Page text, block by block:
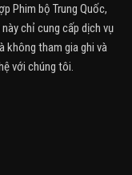
Phim bộ Trung Quốc,
chỉ cung cấp dịch vụ
không tham gia ghi và
với chúng tôi.